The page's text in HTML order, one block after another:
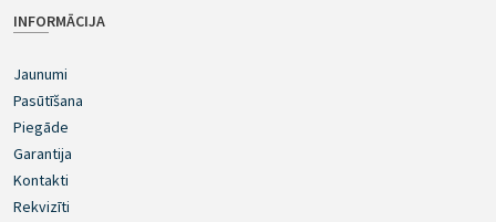
INFORMĀCIJA
Jaunumi
Pasūtīšana
Piegāde
Garantija
Kontakti
Rekvizīti